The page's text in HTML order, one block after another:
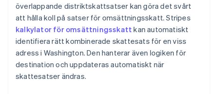
överlappande distriktskattsatser kan göra det svårt
att hålla koll på satser för omsättningsskatt. Stripes
kalkylator för omsättningsskatt kan automatiskt
identifiera rätt kombinerade skattesats för en viss
adress i Washington. Den hanterar även logiken för
destination och uppdateras automatiskt när
skattesatser ändras.